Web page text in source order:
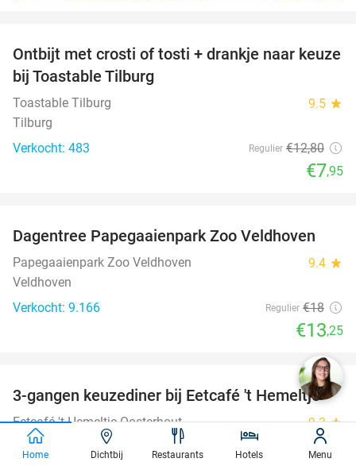
38%
Ontbijt met crosti of tosti + drankje naar keuze
bij Toastable Tilburg
Toastable Tilburg 9.5 star
Tilburg
Verkocht: 483
Regulier €12,80
€7,95
26%
Dagentree Papegaaienpark Zoo Veldhoven
Papegaaienpark Zoo Veldhoven 9.4 star
Veldhoven
Verkocht: 9.166
Regulier €18
€13,25
43%
favorite_border
3-gangen keuzediner bij Eetcafé 't Hemeltje
Eetcafé 't Hemeltje Oosterhout 9.3star
Oosterhout (14 km)
Home Dichtbij Restaurants Hotels Menu